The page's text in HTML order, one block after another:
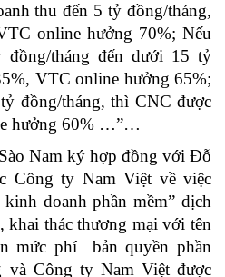
thu đến 5 tỷ đồng/tháng,
online hưởng 70%; Nếu
tháng đến dưới 15 tỷ
VTC online hưởng 65%;
đồng/tháng, thì CNC được
hưởng 60% …”…
Nam ký hợp đồng với Đỗ
Công ty Nam Việt về việc
doanh phần mềm” dịch
khai thác thương mại với tên
mức phí bản quyền phần
và Công ty Nam Việt được